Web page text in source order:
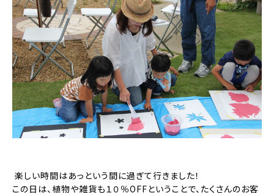
楽しい時間はあっという間に過ぎて行きました！
この日は、植物や雑貨も１０％OFFということで、たくさんのお客